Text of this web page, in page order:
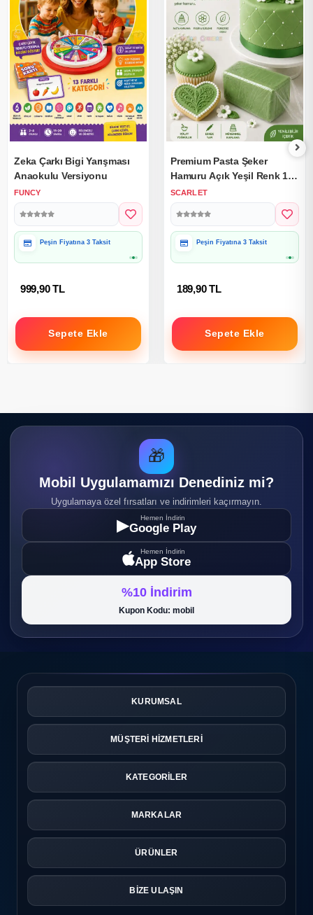
Zeka Çarkı Bigi Yarışması
Anaokulu Versiyonu
FUNCY
Peşin Fiyatına 3 Taksit
999,90 TL
Sepete Ekle
Premium Pasta Şeker
Hamuru Açık Yeşil Renk 1
Kg.
SCARLET
Peşin Fiyatına 3 Taksit
189,90 TL
Sepete Ekle
🎁
Mobil Uygulamamızı Denediniz mi?
Uygulamaya özel fırsatları ve indirimleri kaçırmayın.
▶ Hemen İndirin
Google Play
Hemen İndirin
App Store
%10 İndirim
Kupon Kodu: mobil
KURUMSAL
MÜŞTERİ HİZMETLERİ
KATEGORİLER
MARKALAR
ÜRÜNLER
BİZE ULAŞIN